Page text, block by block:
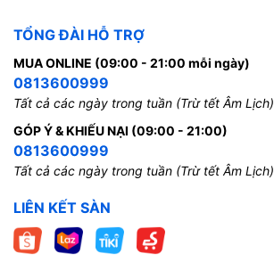
TỔNG ĐÀI HỖ TRỢ
MUA ONLINE (09:00 - 21:00 mỗi ngày)
0813600999
Tất cả các ngày trong tuần (Trừ tết Âm Lịch)
GÓP Ý & KHIẾU NẠI (09:00 - 21:00)
0813600999
Tất cả các ngày trong tuần (Trừ tết Âm Lịch)
LIÊN KẾT SÀN